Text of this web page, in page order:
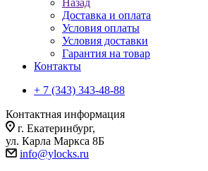
Назад
Доставка и оплата
Условия оплаты
Условия доставки
Гарантия на товар
Контакты
+ 7 (343) 343-48-88
Контактная информация
г. Екатеринбург,
ул. Карла Маркса 8Б
info@ylocks.ru